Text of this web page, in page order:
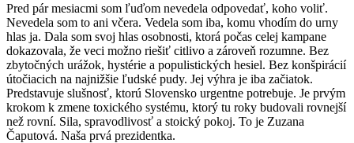
Pred pár mesiacmi som ľuďom nevedela odpovedať, koho voliť.
Nevedela som to ani včera. Vedela som iba, komu vhodím do urny
hlas ja. Dala som svoj hlas osobnosti, ktorá počas celej kampane
dokazovala, že veci možno riešiť citlivo a zároveň rozumne. Bez
zbytočných urážok, hystérie a populistických hesiel. Bez konšpirácií
útočiacich na najnižšie ľudské pudy. Jej výhra je iba začiatok.
Predstavuje slušnosť, ktorú Slovensko urgentne potrebuje. Je prvým
krokom k zmene toxického systému, ktorý tu roky budovali rovnejší
než rovní. Sila, spravodlivosť a stoický pokoj. To je Zuzana
Čaputová. Naša prvá prezidentka.